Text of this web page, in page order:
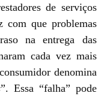
de serviços
com que problemas
na entrega das
cada vez mais
denomina
”. Essa “falha” pode